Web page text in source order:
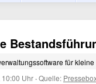
für
Uhr ·Quelle: